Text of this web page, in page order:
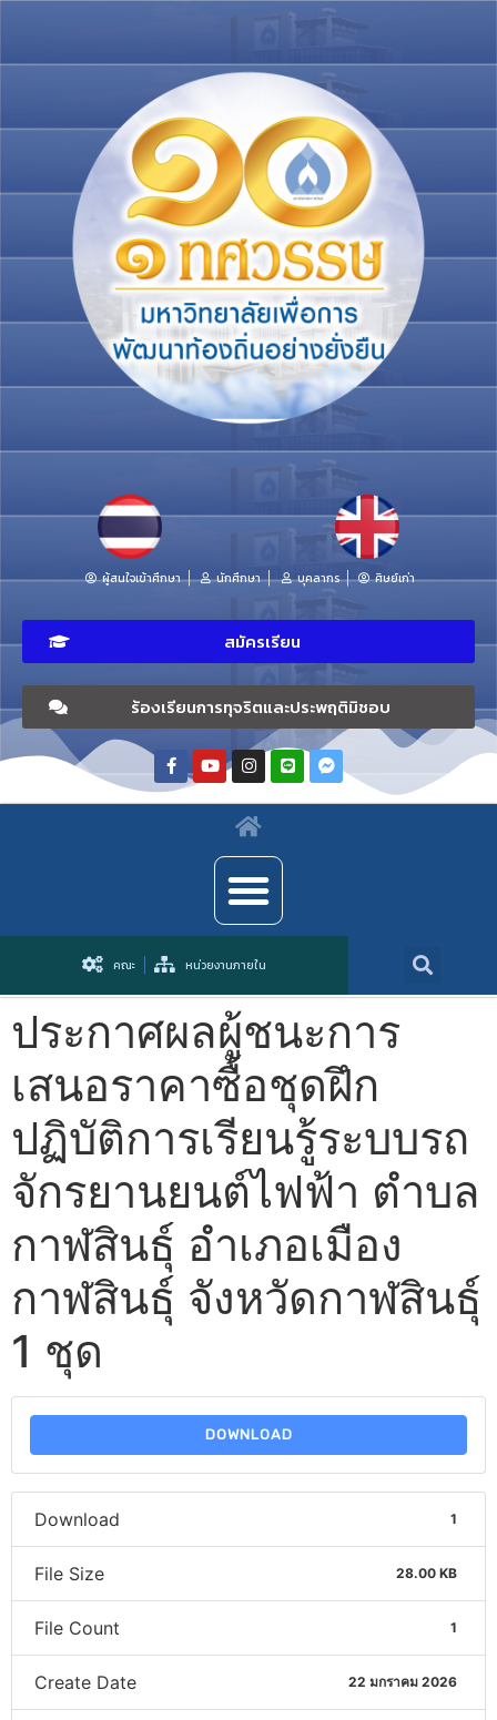
ผู้สนใจเข้าศึกษา นักศึกษา บุคลากร ศิษย์เก่า
สมัครเรียน
ร้องเรียนการทุจริตและประพฤติมิชอบ
คณะ หน่วยงานภายใน
ประกาศผลผู้ชนะการ
เสนอราคาซื้อชุดฝึก
ปฏิบัติการเรียนรู้ระบบรถ
จักรยานยนต์ไฟฟ้า ตำบล
กาฬสินธุ์ อำเภอเมือง
กาฬสินธุ์ จังหวัดกาฬสินธุ์
1 ชุด
DOWNLOAD
Download 1
File Size 28.00 KB
File Count 1
Create Date 22 มกราคม 2026